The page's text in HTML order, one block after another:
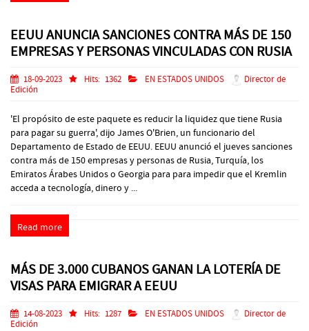
EEUU ANUNCIA SANCIONES CONTRA MÁS DE 150
EMPRESAS Y PERSONAS VINCULADAS CON RUSIA
18-09-2023 Hits: 1362 EN ESTADOS UNIDOS
Director de
Edición
'El propósito de este paquete es reducir la liquidez que tiene Rusia
para pagar su guerra', dijo James O'Brien, un funcionario del
Departamento de Estado de EEUU. EEUU anunció el jueves sanciones
contra más de 150 empresas y personas de Rusia, Turquía, los
Emiratos Árabes Unidos o Georgia para para impedir que el Kremlin
acceda a tecnología, dinero y ...
Read more
MÁS DE 3.000 CUBANOS GANAN LA LOTERÍA DE
VISAS PARA EMIGRAR A EEUU
14-08-2023 Hits: 1287 EN ESTADOS UNIDOS
Director de
Edición